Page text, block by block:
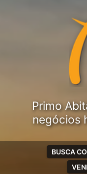
Primo
negócios
BUSCA